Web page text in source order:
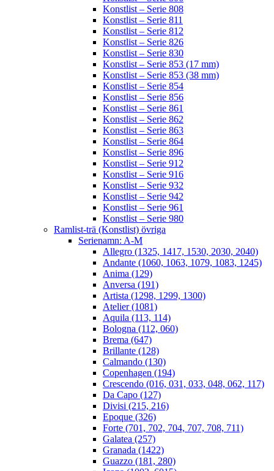
Konstlist – Serie 808
Konstlist – Serie 811
Konstlist – Serie 812
Konstlist – Serie 826
Konstlist – Serie 830
Konstlist – Serie 853 (17 mm)
Konstlist – Serie 853 (38 mm)
Konstlist – Serie 854
Konstlist – Serie 856
Konstlist – Serie 861
Konstlist – Serie 862
Konstlist – Serie 863
Konstlist – Serie 864
Konstlist – Serie 896
Konstlist – Serie 912
Konstlist – Serie 916
Konstlist – Serie 932
Konstlist – Serie 942
Konstlist – Serie 961
Konstlist – Serie 980
Ramlist-trä (Konstlist) övriga
Serienamn: A-M
Allegro (1325, 1417, 1530, 2030, 2040)
Andante (1060, 1063, 1079, 1083, 1245)
Anima (129)
Anversa (191)
Artista (1298, 1299, 1300)
Atelier (1081)
Aquila (113, 114)
Bologna (112, 060)
Brema (647)
Brillante (128)
Calmando (130)
Copenhagen (194)
Crescendo (016, 031, 033, 048, 062, 117)
Da Capo (127)
Divisi (215, 216)
Epoque (326)
Forte (701, 702, 704, 707, 708, 711)
Galatea (257)
Granada (1422)
Guazzo (181, 280)